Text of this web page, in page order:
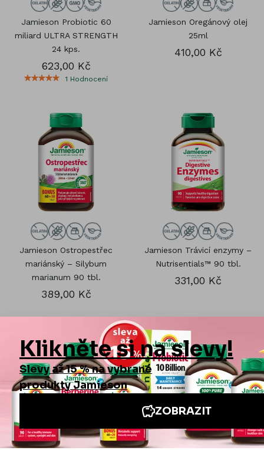
Jamieson Probiotic 60
miliard ULTRA STRENGTH
24 kps.
623,00 Kč
1 Hodnocení
Jamieson Oregánový olej
25ml
410,00 Kč
Jamieson Ostropestřec
mariánský – Silybum
marianum 90 tbl.
389,00 Kč
Jamieson Trávicí enzymy –
Nutrisentials™ 90 tbl.
331,00 Kč